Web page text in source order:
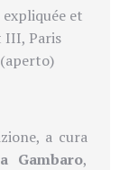
et
III, Paris
a cura
Gambaro,